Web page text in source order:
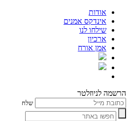
אודות
אינדקס אמנים
שילחו לנו
ארכיון
אמן אורח
הרשמה לניוזלטר
שלח